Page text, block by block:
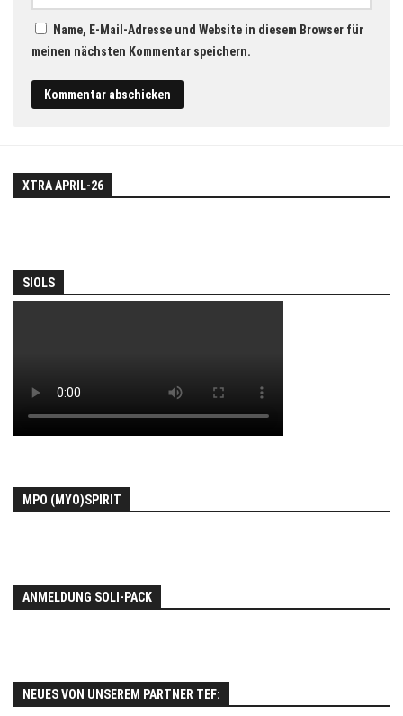
Name, E-Mail-Adresse und Website in diesem Browser für
meinen nächsten Kommentar speichern.
XTRA APRIL-26
SIOLS
MPO (MYO)SPIRIT
ANMELDUNG SOLI-PACK
NEUES VON UNSEREM PARTNER TEF: